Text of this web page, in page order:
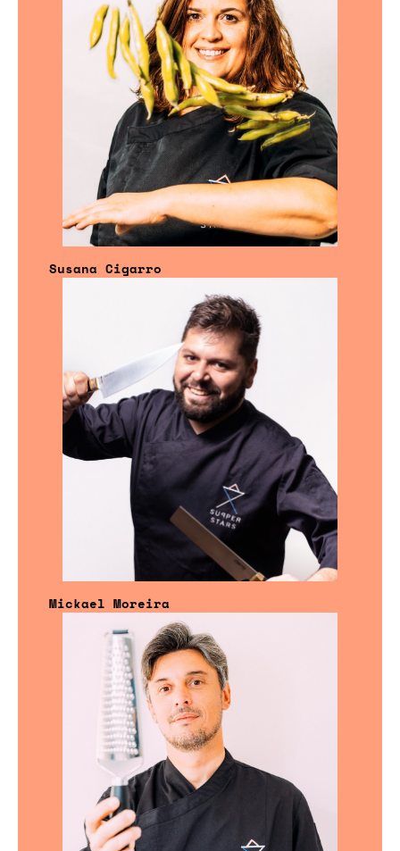
Susana Cigarro
Mickael Moreira